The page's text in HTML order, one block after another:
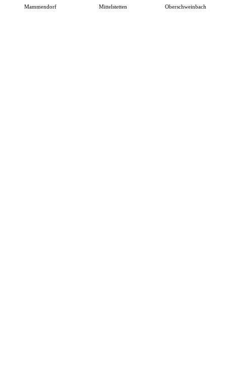
Mammendorf Mittelstetten Oberschweinbach